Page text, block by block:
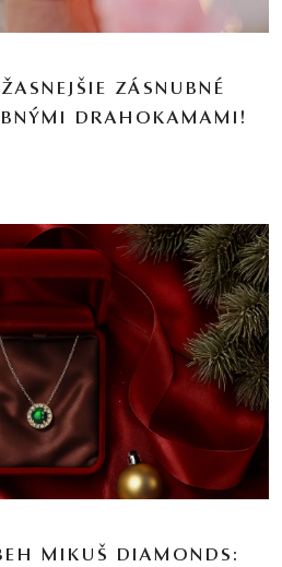
ZÁSNUBNÉ
DRAHOKAMAMI!
MIKUŠ DIAMONDS: